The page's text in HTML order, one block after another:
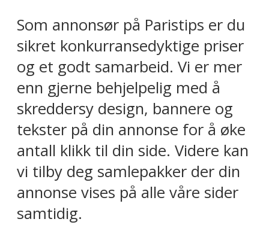
Som annonsør på Paristips er du
sikret konkurransedyktige priser
og et godt samarbeid. Vi er mer
enn gjerne behjelpelig med å
skreddersy design, bannere og
tekster på din annonse for å øke
antall klikk til din side. Videre kan
vi tilby deg samlepakker der din
annonse vises på alle våre sider
samtidig.